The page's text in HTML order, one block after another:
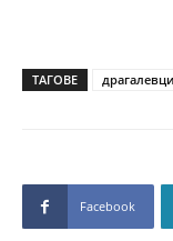
ТАГОВЕ драгалевци
Facebook